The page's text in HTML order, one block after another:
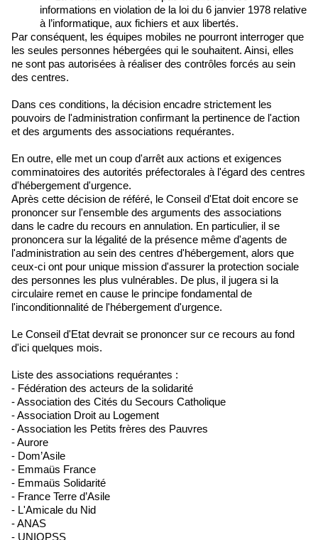
informations en violation de la loi du 6 janvier 1978 relative
à l’informatique, aux fichiers et aux libertés.
Par conséquent, les équipes mobiles ne pourront interroger que
les seules personnes hébergées qui le souhaitent. Ainsi, elles
ne sont pas autorisées à réaliser des contrôles forcés au sein
des centres.
Dans ces conditions, la décision encadre strictement les
pouvoirs de l'administration confirmant la pertinence de l'action
et des arguments des associations requérantes.
En outre, elle met un coup d'arrêt aux actions et exigences
comminatoires des autorités préfectorales à l'égard des centres
d'hébergement d'urgence.
Après cette décision de référé, le Conseil d'Etat doit encore se
prononcer sur l'ensemble des arguments des associations
dans le cadre du recours en annulation. En particulier, il se
prononcera sur la légalité de la présence même d'agents de
l'administration au sein des centres d'hébergement, alors que
ceux-ci ont pour unique mission d'assurer la protection sociale
des personnes les plus vulnérables. De plus, il jugera si la
circulaire remet en cause le principe fondamental de
l'inconditionnalité de l'hébergement d'urgence.
Le Conseil d'Etat devrait se prononcer sur ce recours au fond
d'ici quelques mois.
Liste des associations requérantes :
- Fédération des acteurs de la solidarité
- Association des Cités du Secours Catholique
- Association Droit au Logement
- Association les Petits frères des Pauvres
- Aurore
- Dom’Asile
- Emmaüs France
- Emmaüs Solidarité
- France Terre d’Asile
- L'Amicale du Nid
- ANAS
- UNIOPSS